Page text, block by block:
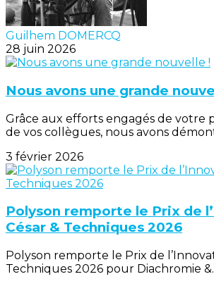
Guilhem DOMERCQ
28 juin 2026
Nous avons une grande
Grâce aux efforts engagés de votre
de vos collègues, nous avons
3 février 2026
Polyson remporte le Prix de
César & Techniques 2026
Polyson remporte le Prix de
Techniques 2026 pour Diachromie